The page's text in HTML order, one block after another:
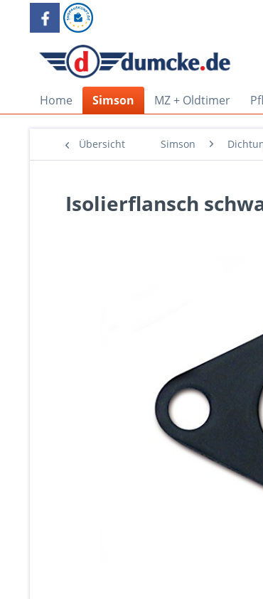
Home Simson MZ + Oldtimer
Übersicht Simson
Isolierflansch